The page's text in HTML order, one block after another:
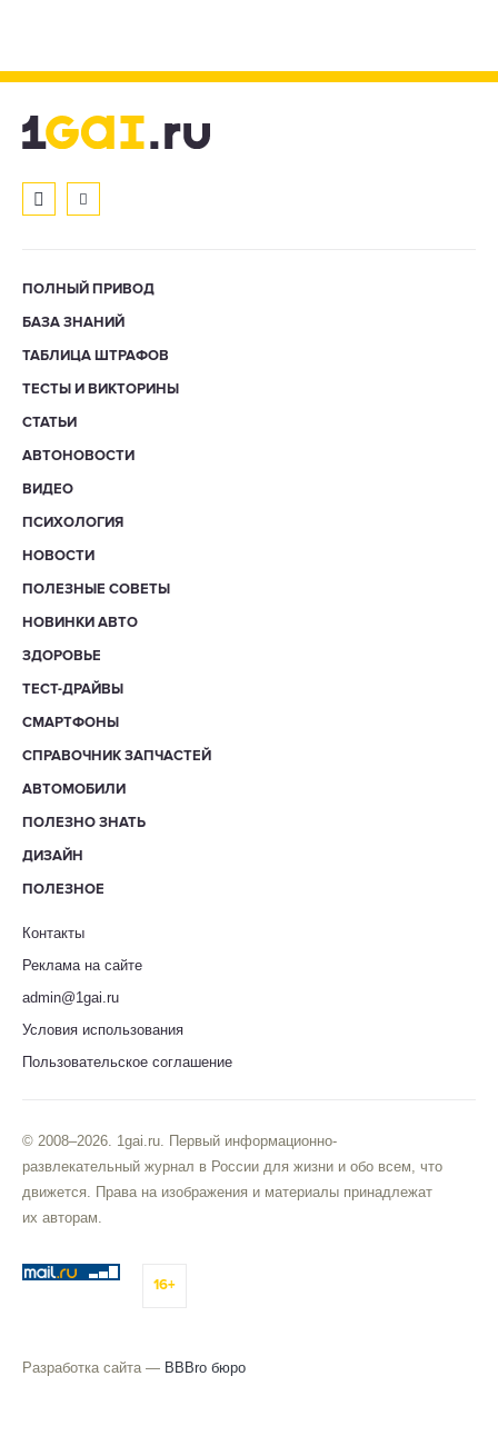
ПОЛНЫЙ ПРИВОД
БАЗА ЗНАНИЙ
ТАБЛИЦА ШТРАФОВ
ТЕСТЫ И ВИКТОРИНЫ
СТАТЬИ
АВТОНОВОСТИ
ВИДЕО
ПСИХОЛОГИЯ
НОВОСТИ
ПОЛЕЗНЫЕ СОВЕТЫ
НОВИНКИ АВТО
ЗДОРОВЬЕ
ТЕСТ-ДРАЙВЫ
СМАРТФОНЫ
СПРАВОЧНИК ЗАПЧАСТЕЙ
АВТОМОБИЛИ
ПОЛЕЗНО ЗНАТЬ
ДИЗАЙН
ПОЛЕЗНОЕ
Контакты
Реклама на сайте
admin@1gai.ru
Условия использования
Пользовательское соглашение
© 2008–2026. 1gai.ru. Первый информационно-
развлекательный журнал в России для жизни и обо всем, что
движется. Права на изображения и материалы принадлежат
их авторам.
16+
Разработка сайта — BBBro бюро